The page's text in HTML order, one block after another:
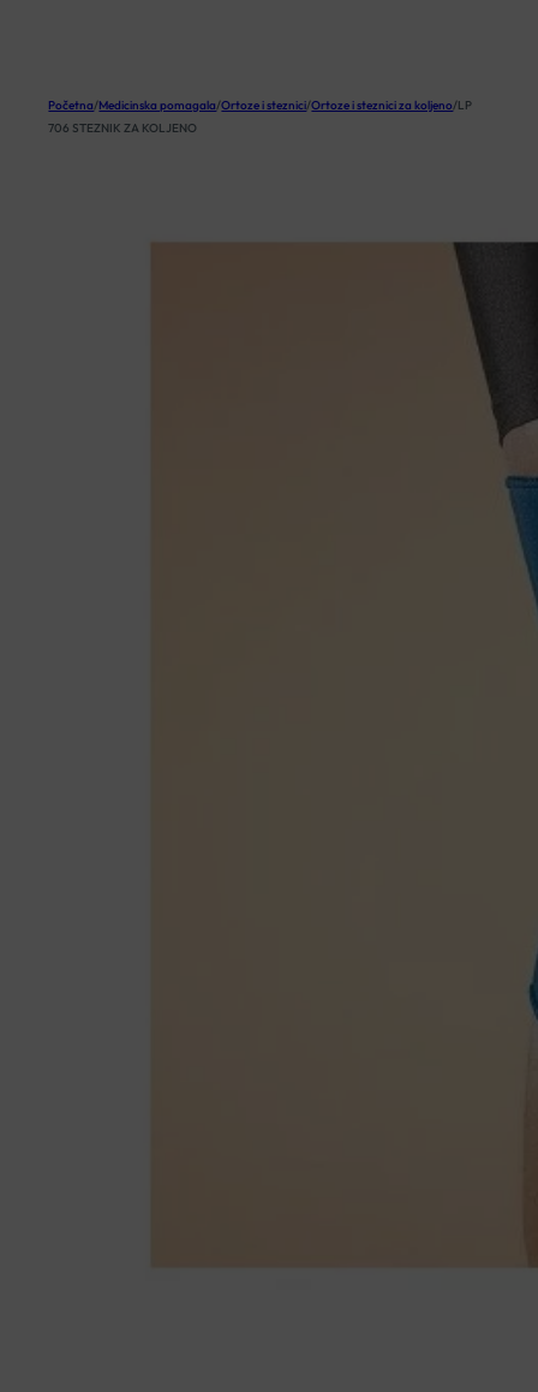
Početna/Medicinska pomagala/Ortoze i steznici/Ortoze i steznici za koljeno/LP
706 STEZNIK ZA KOLJENO